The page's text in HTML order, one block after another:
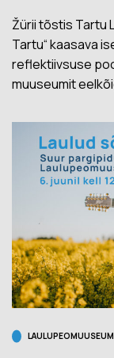
Žürii tõstis Tartu
Tartu“ kaasava
reflektiivsuse
muuseumit
LAULUPEOMUUSEUM